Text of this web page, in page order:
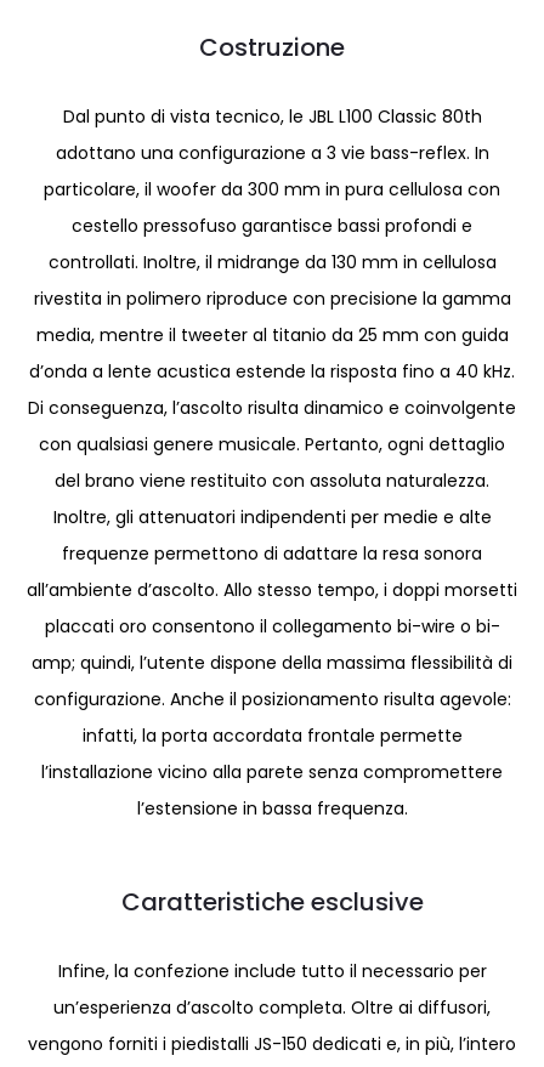
Costruzione
Dal punto di vista tecnico, le JBL L100 Classic 80th
adottano una configurazione a 3 vie bass-reflex. In
particolare, il woofer da 300 mm in pura cellulosa con
cestello pressofuso garantisce bassi profondi e
controllati. Inoltre, il midrange da 130 mm in cellulosa
rivestita in polimero riproduce con precisione la gamma
media, mentre il tweeter al titanio da 25 mm con guida
d’onda a lente acustica estende la risposta fino a 40 kHz.
Di conseguenza, l’ascolto risulta dinamico e coinvolgente
con qualsiasi genere musicale. Pertanto, ogni dettaglio
del brano viene restituito con assoluta naturalezza.
Inoltre, gli attenuatori indipendenti per medie e alte
frequenze permettono di adattare la resa sonora
all’ambiente d’ascolto. Allo stesso tempo, i doppi morsetti
placcati oro consentono il collegamento bi-wire o bi-
amp; quindi, l’utente dispone della massima flessibilità di
configurazione. Anche il posizionamento risulta agevole:
infatti, la porta accordata frontale permette
l’installazione vicino alla parete senza compromettere
l’estensione in bassa frequenza.
Caratteristiche esclusive
Infine, la confezione include tutto il necessario per
un’esperienza d’ascolto completa. Oltre ai diffusori,
vengono forniti i piedistalli JS-150 dedicati e, in più, l’intero